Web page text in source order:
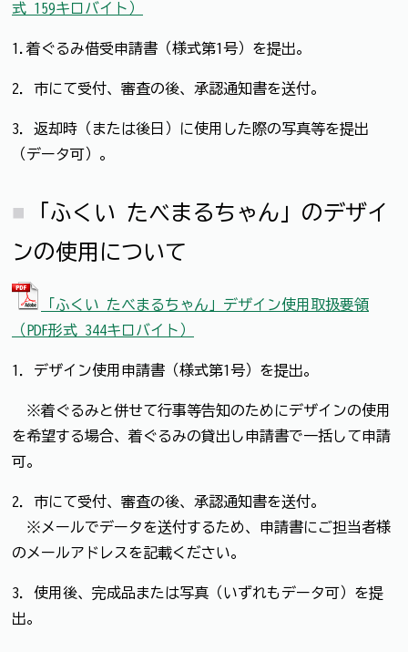
式 159キロバイト）
1.着ぐるみ借受申請書（様式第1号）を提出。
2．市にて受付、審査の後、承認通知書を送付。
3．返却時（または後日）に使用した際の写真等を提出
（データ可）。
「ふくい たべまるちゃん」のデザイ
ンの使用について
「ふくい たべまるちゃん」デザイン使用取扱要領
（PDF形式 344キロバイト）
1．デザイン使用申請書（様式第1号）を提出。
※着ぐるみと併せて行事等告知のためにデザインの使用
を希望する場合、着ぐるみの貸出し申請書で一括して申請
可。
2．市にて受付、審査の後、承認通知書を送付。
※メールでデータを送付するため、申請書にご担当者様
のメールアドレスを記載ください。
3．使用後、完成品または写真（いずれもデータ可）を提
出。